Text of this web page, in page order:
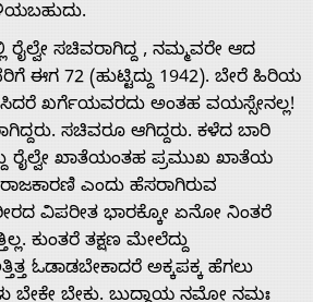
ಸಚಿವರಾಗಿದ್ದ , ನಮ್ಮವರೇ ಆದ
ಈಗ 72 (ಹುಟ್ಟಿದ್ದು 1942). ಬೇರೆ ಹಿರಿಯ
ಖರ್ಗೆಯವರದು ಅಂತಹ ವಯಸ್ಸೇನಲ್ಲ!
ಸಚಿವರೂ ಆಗಿದ್ದರು. ಕಳೆದ ಬಾರಿ
ರೈಲ್ವೇ ಖಾತೆಯಂತಹ ಪ್ರಮುಖ ಖಾತೆಯ
ಎಂದು ಹೆಸರಾಗಿರುವ
ವಿಪರೀತ ಭಾರಕ್ಕೋ ಏನೋ ನಿಂತರೆ
ಕುಂತರೆ ತಕ್ಷಣ ಮೇಲೆದ್ದು
ಓಡಾಡಬೇಕಾದರೆ ಅಕ್ಕಪಕ್ಕ ಹೆಗಲು